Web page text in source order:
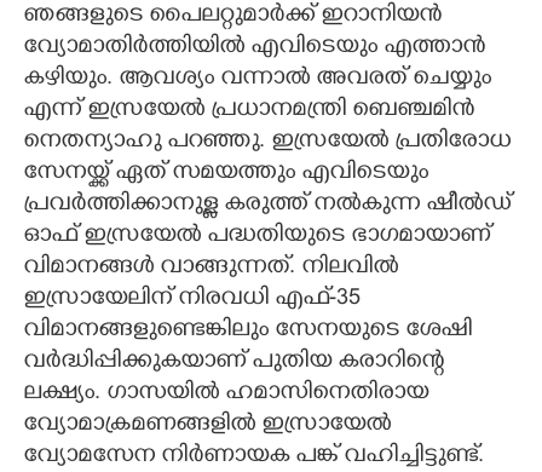
ഞങ്ങളുടെ പൈലറ്റുമാർക്ക് ഇറാനിയൻ
വ്യോമാതിർത്തിയിൽ എവിടെയും എത്താൻ
കഴിയും. ആവശ്യം വന്നാൽ അവരത് ചെയ്യും
എന്ന് ഇസ്രയേൽ പ്രധാനമന്ത്രി ബെഞ്ചമിൻ
നെതന്യാഹു പറഞ്ഞു. ഇസ്രയേൽ പ്രതിരോധ
സേനയ്ക്ക് ഏത് സമയത്തും എവിടെയും
പ്രവർത്തിക്കാനുള്ള കരുത്ത് നൽകുന്ന ഷീൽഡ്
ഓഫ് ഇസ്രയേൽ പദ്ധതിയുടെ ഭാഗമായാണ്
വിമാനങ്ങൾ വാങ്ങുന്നത്. നിലവിൽ
ഇസ്രായേലിന് നിരവധി എഫ്-35
വിമാനങ്ങളുണ്ടെങ്കിലും സേനയുടെ ശേഷി
വർദ്ധിപ്പിക്കുകയാണ് പുതിയ കരാറിന്റെ
ലക്ഷ്യം. ഗാസയിൽ ഹമാസിനെതിരായ
വ്യോമാക്രമണങ്ങളിൽ ഇസ്രായേൽ
വ്യോമസേന നിർണായക പങ്ക് വഹിച്ചിട്ടുണ്ട്.